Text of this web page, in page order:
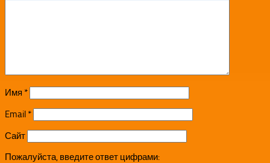
Имя *
Email *
Сайт
Пожалуйста, введите ответ цифрами: